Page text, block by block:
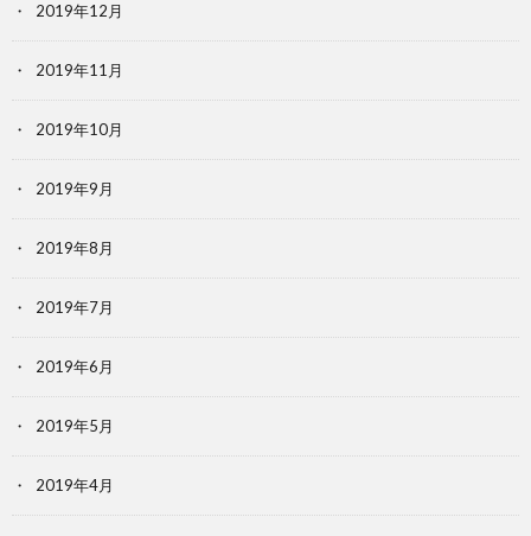
2019年12月
2019年11月
2019年10月
2019年9月
2019年8月
2019年7月
2019年6月
2019年5月
2019年4月